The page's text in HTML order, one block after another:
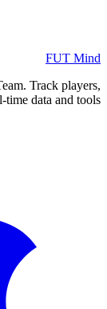
FUT Mind
Track players,
data and tools.